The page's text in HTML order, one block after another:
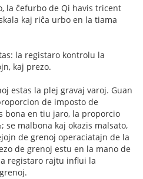
la ĉefurbo de Qi havis tricent
kaj riĉa urbo en la tiama
la registaro kontrolu la
kaj prezo.
estas la plej gravaj varoj. Guan
de imposto de
bona en tiu jaro, la proporcio
se malbona kaj okazis malsato,
de grenoj operaciatajn de la
de grenoj estu en la mano de
registaro rajtu influi la